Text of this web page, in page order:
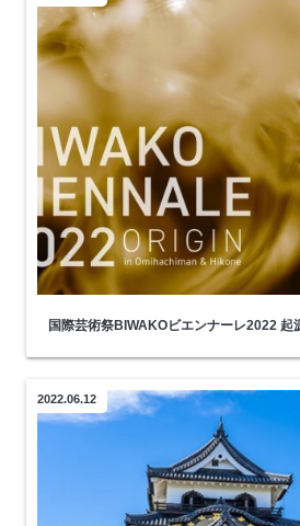
国際芸術祭BIWAKOビエンナーレ2022 起
2022.06.12